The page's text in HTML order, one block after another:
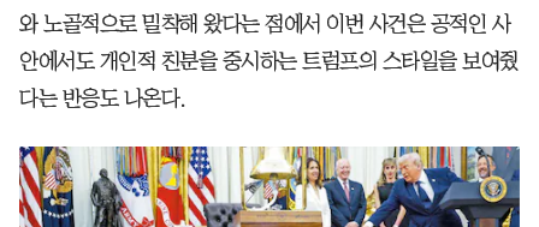
와 노골적으로 밀착해 왔다는 점에서 이번 사건은 공적인 사
안에서도 개인적 친분을 중시하는 트럼프의 스타일을 보여줬
다는 반응도 나온다.